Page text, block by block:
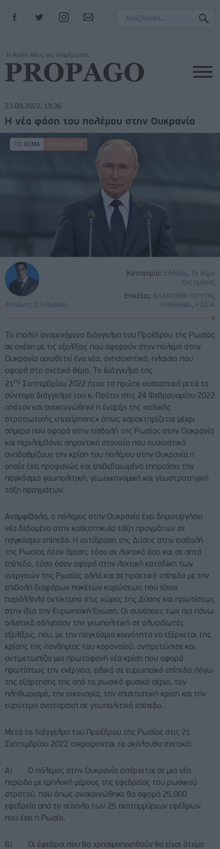
Instagram
23.09.2022, 19:36
ΤΟ ΘΕΜΑ ΤΗΣ ΗΜΈΡΑΣ
Κατηγορία: Ελλάδα, Το θέμα
της ημέρας
Ετικέτες: ΒΛΑΝΤΙΜΙΡ ΠΟΥΤΙΝ ,
ΟΥΚΡΑΝΙΑ, ΡΩΣΙΑ
Αντώνης Στυλιανού
Η νέα φάση του πολέμου στην Ουκρανία
Το (πολύ) αναμενόμενο διάγγελμα του Προέδρου της Ρωσίας
σε σχέση με τις εξελίξεις που αφορούν στον πόλεμο στην
Ουκρανία οριοθετεί ένα νέο, ανησυχητικό, πλαίσιο που
αφορά στο σχετικό θέμα. Το διάγγελμα της
21ης Σεπτεμβρίου 2022 ήταν το πρώτο ουσιαστικά μετά το
σύντομο διάγγελμα του κ. Πούτιν στις 24 Φεβρουαρίου 2022
οπόταν και ανακοινώθηκε η έναρξη της «ειδικής
στρατιωτικής επιχείρησης» όπως χαρακτηρίζεται μέχρι
σήμερα που αφορά στην εισβολή της Ρωσίας στην Ουκρανία
και περιλαμβάνει σημαντικά στοιχεία που ουσιαστικά
αναβαθμίζουν την κρίση του πολέμου στην Ουκρανία η
οποία έχει προφανώς και επιβεβαιωμένα επηρεάσει την
παγκόσμια γεωπολιτική, γεωοικονομική και γεωστρατηγική
τάξη πραγμάτων.
Αναμφίβολα, ο πόλεμος στην Ουκρανία έχει δημιουργήσει
νέα δεδομένα στην καθεστηκυία τάξη πραγμάτων σε
παγκόσμιο επίπεδο. Η αντίδραση της Δύσης στην εισβολή
της Ρωσίας ήταν άμεση, τόσο σε λεκτικό όσο και σε απτό
επίπεδο, τόσο όσον αφορά στην λεκτική καταδίκη των
ενεργειών της Ρωσίας αλλά και σε πρακτικό επίπεδο με την
επιβολή διαφόρων πακέτων κυρώσεων, που είχαν
παράλληλα αντίκτυπο στις χώρες της Δύσης και πρωτίστως
στην ίδια την Ευρωπαϊκή Ένωση. Οι συνέπειες των πιο πάνω
ολιστικά οδήγησαν την γεωπολιτική σε αλυσιδωτές
εξελίξεις, που, με την παγκόσμια κοινότητα να εξέρχεται της
κρίσης της πανδημίας του κορονοϊού, αντιμετώπισε και
αντιμετωπίζει μια πρωτοφανή νέα κρίση που αφορά
πρωτίστως την ενέργεια, ειδικά σε ευρωπαϊκό επίπεδο λόγω
της εξάρτησης της από το ρωσικό φυσικό αέριο, τον
πληθωρισμό, την οικονομία, την επισιτιστική κρίση και την
ευρύτερη αναταραχή σε γεωπολιτικό επίπεδο.
Μετά το διάγγελμα του Προέδρου της Ρωσίας στις 21
Σεπτεμβρίου 2022 τεκμαίρονται τα ακόλουθα σχετικά:
Α) Ο πόλεμος στην Ουκρανία εισέρχεται σε μια νέα
περίοδο με εμπλοκή μέρους της εφεδρείας του ρωσικού
στρατού, που όπως ανακοινώθηκε θα αφορά 25,000
εφεδρεία από το σύνολο των 25 εκατομμύριων εφέδρων
που έχει η Ρωσία.
Β) Οι έφεδροι που θα χρησιμοποιηθούν θα είναι άτομα